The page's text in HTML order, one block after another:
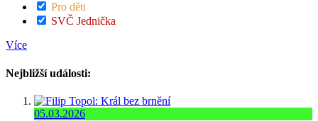
Pro děti
SVČ Jednička
Více
Nejbližší události:
05.03.2026